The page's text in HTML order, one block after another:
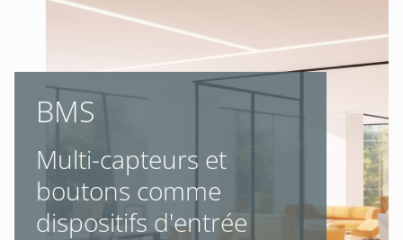
BMS
Multi-capteurs et
boutons comme
dispositifs d'entrée